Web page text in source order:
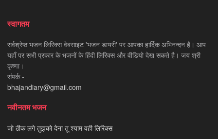
स्वागतम
सर्वश्रेष्ठ भजन लिरिक्स वेबसाइट 'भजन डायरी' पर आपका हार्दिक अभिनन्दन है। आप
यहाँ पर सभी प्रकार के भजनों के हिंदी लिरिक्स और वीडियो देख सकते है। जय श्री
कृष्णा।
संपर्क -
bhajandiary@gmail.com
नवीनतम भजन
जो ठीक लगे तुझको देना तू श्याम वही लिरिक्स